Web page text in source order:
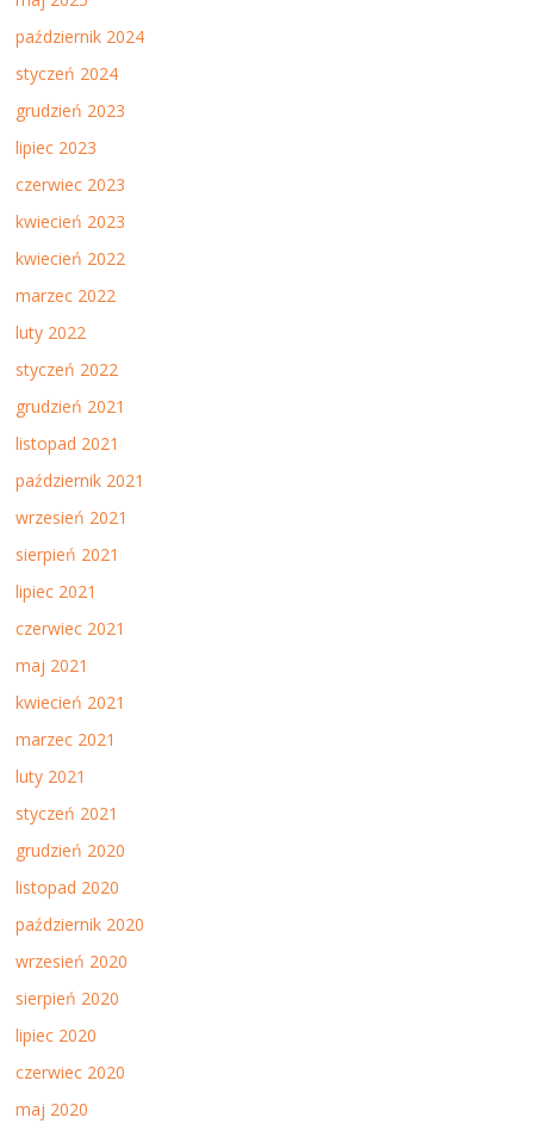
październik 2024
styczeń 2024
grudzień 2023
lipiec 2023
czerwiec 2023
kwiecień 2023
kwiecień 2022
marzec 2022
luty 2022
styczeń 2022
grudzień 2021
listopad 2021
październik 2021
wrzesień 2021
sierpień 2021
lipiec 2021
czerwiec 2021
maj 2021
kwiecień 2021
marzec 2021
luty 2021
styczeń 2021
grudzień 2020
listopad 2020
październik 2020
wrzesień 2020
sierpień 2020
lipiec 2020
czerwiec 2020
maj 2020